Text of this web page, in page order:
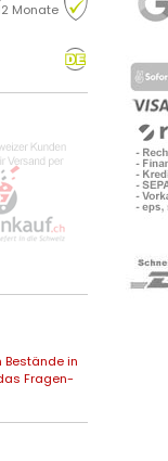
Monate
Bestände in
Fragen-